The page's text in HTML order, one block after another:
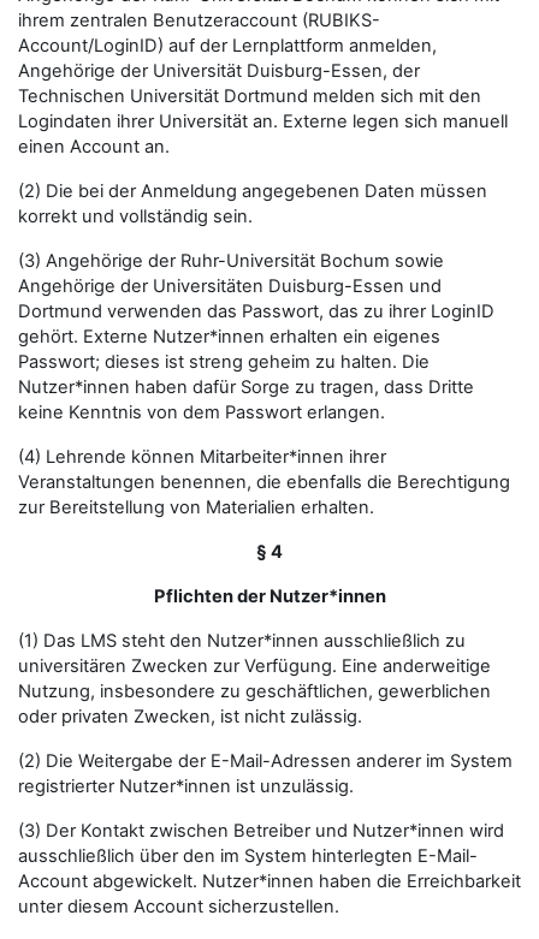
ihrem zentralen Benutzeraccount (RUBIKS-
Account/LoginID) auf der Lernplattform anmelden,
Angehörige der Universität Duisburg-Essen, der
Technischen Universität Dortmund melden sich mit den
Logindaten ihrer Universität an. Externe legen sich manuell
einen Account an.
(2) Die bei der Anmeldung angegebenen Daten müssen
korrekt und vollständig sein.
(3) Angehörige der Ruhr-Universität Bochum sowie
Angehörige der Universitäten Duisburg-Essen und
Dortmund verwenden das Passwort, das zu ihrer LoginID
gehört. Externe Nutzer*innen erhalten ein eigenes
Passwort; dieses ist streng geheim zu halten. Die
Nutzer*innen haben dafür Sorge zu tragen, dass Dritte
keine Kenntnis von dem Passwort erlangen.
(4) Lehrende können Mitarbeiter*innen ihrer
Veranstaltungen benennen, die ebenfalls die Berechtigung
zur Bereitstellung von Materialien erhalten.
§ 4
Pflichten der Nutzer*innen
(1) Das LMS steht den Nutzer*innen ausschließlich zu
universitären Zwecken zur Verfügung. Eine anderweitige
Nutzung, insbesondere zu geschäftlichen, gewerblichen
oder privaten Zwecken, ist nicht zulässig.
(2) Die Weitergabe der E-Mail-Adressen anderer im System
registrierter Nutzer*innen ist unzulässig.
(3) Der Kontakt zwischen Betreiber und Nutzer*innen wird
ausschließlich über den im System hinterlegten E-Mail-
Account abgewickelt. Nutzer*innen haben die Erreichbarkeit
unter diesem Account sicherzustellen.